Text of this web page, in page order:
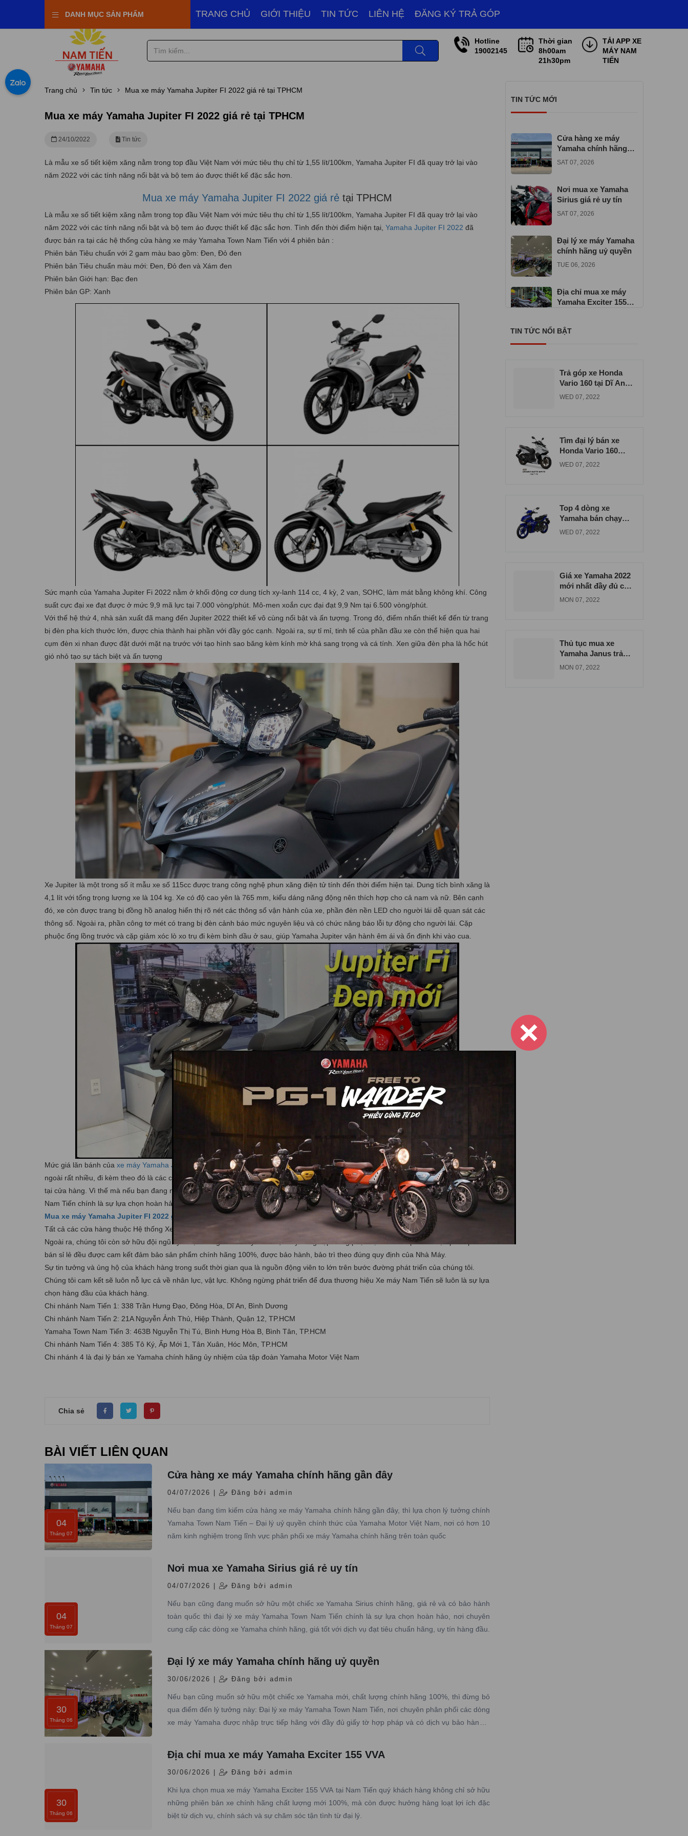
Nam Tiến
Hotline
19002145
Thời gian
8h00am
21h30pm
TẢI APP XE
MÁY NAM
TIẾN
DANH MỤC SẢN PHẨM TRANG CHỦ GIỚI THIỆU TIN TỨC LIÊN HỆ ĐĂNG KÝ TRẢ GÓP
Trang chủ Tin tức Mua xe máy Yamaha Jupiter FI 2022 giá rẻ tại TPHCM
Mua xe máy Yamaha Jupiter FI 2022 giá rẻ tại TPHCM
24/10/2022 Tin tức
Là mẫu xe số tiết kiệm xăng nằm trong top đầu Việt Nam với mức tiêu thụ chỉ từ 1,55 lít/100km, Yamaha Jupiter FI đã quay trở lại vào
năm 2022 với các tính năng nổi bật và bộ tem áo được thiết kế đặc sắc hơn.
Mua xe máy Yamaha Jupiter FI 2022 giá rẻ tại TPHCM
Là mẫu xe số tiết kiệm xăng nằm trong top đầu Việt Nam với mức tiêu thụ chỉ từ 1,55 lít/100km, Yamaha Jupiter FI đã quay trở lại vào
năm 2022 với các tính năng nổi bật và bộ tem áo được thiết kế đặc sắc hơn. Tình đến thời điểm hiện tại, Yamaha Jupiter FI 2022 đã
được bán ra tại các hệ thống cửa hàng xe máy Yamaha Town Nam Tiến với 4 phiên bản :
Phiên bản Tiêu chuẩn với 2 gam màu bao gồm: Đen, Đỏ đen
Phiên bản Tiêu chuẩn màu mới: Đen, Đỏ đen và Xám đen
Phiên bản Giới hạn: Bạc đen
Phiên bản GP: Xanh
Sức mạnh của Yamaha Jupiter Fi 2022 nằm ở khối động cơ dung tích xy-lanh 114 cc, 4 kỳ, 2 van, SOHC, làm mát bằng không khí. Công
suất cực đại xe đạt được ở mức 9,9 mã lực tại 7.000 vòng/phút. Mô-men xoắn cực đại đạt 9,9 Nm tại 6.500 vòng/phút.
Với thế hệ thứ 4, nhà sản xuất đã mang đến Jupiter 2022 thiết kế vô cùng nổi bật và ấn tượng. Trong đó, điểm nhấn thiết kế đến từ trang
bị đèn pha kích thước lớn, được chia thành hai phần với đầy góc cạnh. Ngoài ra, sự tỉ mỉ, tinh tế của phần đầu xe còn thể hiện qua hai
cụm đèn xi nhan được đặt dưới mặt nạ trước với tạo hình sao băng kèm kính mờ khá sang trọng và cá tính. Xen giữa đèn pha là hốc hút
gió nhỏ tạo sự tách biệt và ấn tượng
Xe Jupiter là một trong số ít mẫu xe số 115cc được trang công nghệ phun xăng điện tử tính đến thời điểm hiện tại. Dung tích bình xăng là
4,1 lít với tổng trọng lượng xe là 104 kg. Xe có độ cao yên là 765 mm, kiểu dáng năng động nên thích hợp cho cả nam và nữ. Bên cạnh
đó, xe còn được trang bị đồng hồ analog hiển thị rõ nét các thông số vận hành của xe, phần đèn nền LED cho người lái dễ quan sát các
thông số. Ngoài ra, phần công tơ mét có trang bị đèn cảnh báo mức nguyên liệu và có chức năng báo lỗi tự động cho người lái. Cặp
phuộc ống lồng trước và cặp giảm xóc lò xo trụ đi kèm bình dầu ở sau, giúp Yamaha Jupiter vận hành êm ái và ổn định khi vào cua.
Mức giá lăn bánh của xe máy Yamaha Jupiter FI 2022
tại hệ thống cửa hàng xe máy Yamaha Town Nam Tiến rẻ hơn thị trường bên
ngoài rất nhiều, đi kèm theo đó là các chương trình ưu đãi, khuyến mãi đặc biệt khimua xe máy xe máy Yamaha Jupiter FI 2022trực tiếp
tại cửa hàng. Vì thế mà nếu bạn đang muốn tìm mua xe máy Yamaha Jupiter FI 2022 giá rẻtại TPHCM thì hệ thống cửa hàng xe máy
Nam Tiến chính là sự lựa chọn hoàn hảo nhất.
Mua xe máy Yamaha Jupiter FI 2022 giá rẻ
tại TPHCM
Tất cả các cửa hàng thuộc Hệ thống Xe máy Nam Tiến đều có khu vực bảo trì, sữa chữa, với những trang thiết bị hiện đại tối tân nhất.
Ngoài ra, chúng tôi còn sở hữu đội ngũ kỹ thuật viên giỏi về chuyên môn, chuyên nghiệp trong phục vụ. Các sản phẩm được phân phối
bán sỉ lẻ đều được cam kết đảm bảo sản phẩm chính hãng 100%, được bảo hành, bảo trì theo đúng quy định của Nhà Máy.
Sự tin tưởng và ủng hộ của khách hàng trong suốt thời gian qua là nguồn động viên to lớn trên bước đường phát triển của chúng tôi.
Chúng tôi cam kết sẽ luôn nỗ lực cả về nhân lực, vật lực. Không ngừng phát triển để đưa thương hiệu Xe máy Nam Tiến sẽ luôn là sự lựa
chọn hàng đầu của khách hàng.
Chi nhánh Nam Tiến 1: 338 Trần Hưng Đạo, Đông Hòa, Dĩ An, Bình Dương
Chi nhánh Nam Tiến 2: 21A Nguyễn Ảnh Thủ, Hiệp Thành, Quận 12, TP.HCM
Yamaha Town Nam Tiến 3: 463B Nguyễn Thị Tú, Bình Hưng Hòa B, Bình Tân, TP.HCM
Chi nhánh Nam Tiến 4: 385 Tô Ký, Ấp Mới 1, Tân Xuân, Hóc Môn, TP.HCM
Chi nhánh 4 là đại lý bán xe Yamaha chính hãng ủy nhiệm của tập đoàn Yamaha Motor Việt Nam
Chia sẻ
BÀI VIẾT LIÊN QUAN
04
Tháng 07
Cửa hàng xe máy Yamaha chính hãng gần đây
04/07/2026 | Đăng bởi admin
Nếu bạn đang tìm kiếm cửa hàng xe máy Yamaha chính hãng gần đây, thì lựa chọn lý tưởng chính
Yamaha Town Nam Tiến – Đại lý uỷ quyền chính thức của Yamaha Motor Việt Nam, nơi có hơn 10
năm kinh nghiệm trong lĩnh vực phân phối xe máy Yamaha chính hãng trên toàn quốc
04
Tháng 07
Nơi mua xe Yamaha Sirius giá rẻ uy tín
04/07/2026 | Đăng bởi admin
Nếu bạn cũng đang muốn sở hữu một chiếc xe Yamaha Sirius chính hãng, giá rẻ và có bảo hành
toàn quốc thì đại lý xe máy Yamaha Town Nam Tiến chính là sự lựa chọn hoàn hảo, nơi chuyên
cung cấp các dòng xe Yamaha chính hãng, giá tốt với dịch vụ đạt tiêu chuẩn hãng, uy tín hàng đầu.
30
Tháng 06
Đại lý xe máy Yamaha chính hãng uỷ quyền
30/06/2026 | Đăng bởi admin
Nếu bạn cũng muốn sở hữu một chiếc xe Yamaha mới, chất lượng chính hãng 100%, thì đừng bỏ
qua điểm đến lý tưởng này: Đại lý xe máy Yamaha Town Nam Tiến, nơi chuyên phân phối các dòng
xe máy Yamaha được nhập trực tiếp hãng với đầy đủ giấy tờ hợp pháp và có dịch vụ bảo hành –
30
Tháng 06
Địa chỉ mua xe máy Yamaha Exciter 155 VVA
30/06/2026 | Đăng bởi admin
Khi lựa chọn mua xe máy Yamaha Exciter 155 VVA tại Nam Tiến quý khách hàng không chỉ sở hữu
những phiên bản xe chính hãng chất lượng mới 100%, mà còn được hưởng hàng loạt lợi ích đặc
biệt từ dịch vụ, chính sách và sự chăm sóc tận tình từ đại lý.
TIN TỨC MỚI
Cửa hàng xe máy
Yamaha chính hãng
gần đây
SAT 07, 2026
Nơi mua xe Yamaha
Sirius giá rẻ uy tín
SAT 07, 2026
Đại lý xe máy Yamaha
chính hãng uỷ quyền
TUE 06, 2026
Địa chỉ mua xe máy
Yamaha Exciter 155
TIN TỨC NỔI BẬT
Trả góp xe Honda
Vario 160 tại Dĩ An
uy tín chất lượng
WED 07, 2022
Tìm đại lý bán xe
Honda Vario 160
đúng giá tại Bình
WED 07, 2022
Top 4 dòng xe
Yamaha bán chạy
nhất tại xe máy Nam
WED 07, 2022
Giá xe Yamaha 2022
mới nhất đầy đủ các
dòng xe
MON 07, 2022
Thủ tục mua xe
Yamaha Janus trả
góp tại Biên Hòa
MON 07, 2022